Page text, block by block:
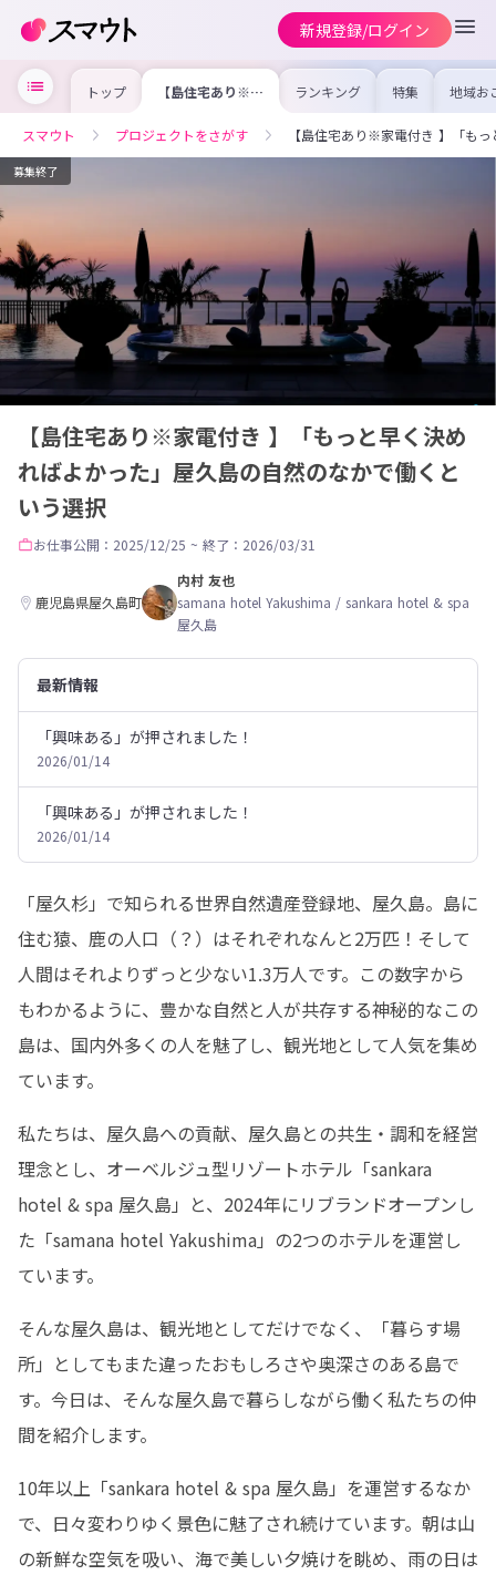
新規登録/ログイン
トップ 【島住宅あり※家
電付き 】「もっ
かった」屋久島の
自然のなかで働く
という選択
ランキング 特集 地域お
の求
を集め
事内
を比
合った
スマウト プロジェクトをさがす 【島住宅あり※家電付き 】「も
募集終了
【島住宅あり※家電付き 】「もっと早く決め
ればよかった」屋久島の自然のなかで働くと
いう選択
お仕事公開：2025/12/25 ~ 終了：2026/03/31
鹿児島県屋久島町
内村 友也
samana hotel Yakushima / sankara hotel & spa
屋久島
最新情報
「興味ある」が押されました！
2026/01/14
「興味ある」が押されました！
2026/01/14
「屋久杉」で知られる世界自然遺産登録地、屋久島。島に
住む猿、鹿の人口（？）はそれぞれなんと2万匹！そして
人間はそれよりずっと少ない1.3万人です。この数字から
もわかるように、豊かな自然と人が共存する神秘的なこの
島は、国内外多くの人を魅了し、観光地として人気を集め
ています。
私たちは、屋久島への貢献、屋久島との共生・調和を経営
理念とし、オーベルジュ型リゾートホテル「sankara
hotel & spa 屋久島」と、2024年にリブランドオープンし
た「samana hotel Yakushima」の2つのホテルを運営し
ています。
そんな屋久島は、観光地としてだけでなく、「暮らす場
所」としてもまた違ったおもしろさや奥深さのある島で
す。今日は、そんな屋久島で暮らしながら働く私たちの仲
間を紹介します。
10年以上「sankara hotel & spa 屋久島」を運営するなか
で、日々変わりゆく景色に魅了され続けています。朝は山
の新鮮な空気を吸い、海で美しい夕焼けを眺め、雨の日は